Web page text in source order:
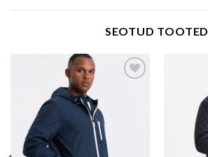
SEOTUD TOOTED
Add to wishlist